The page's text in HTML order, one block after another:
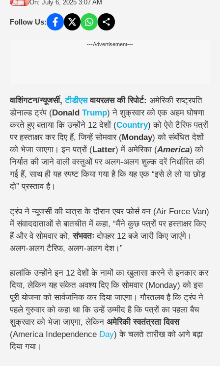
On: July 6, 2025 3:07 AM
Follow Us:
---Advertisement---
वाशिंगटन/न्यूजर्सी,टीडीएसवायरलस की रिपोर्ट: अमेरिकी राष्ट्रपति
डोनाल्ड ट्रंप (Donald Trump) ने शुक्रवार को एक अहम घोषणा
करते हुए बताया कि उन्होंने 12 देशों (Country) को ऐसे टैरिफ पत्रों
पर हस्ताक्षर कर दिए हैं, जिन्हें सोमवार (Monday) को संबंधित देशों
को भेजा जाएगा। इन पत्रों (Latter) में अमेरिका (America) को
निर्यात की जाने वाली वस्तुओं पर अलग-अलग शुल्क दरें निर्धारित की
गई हैं, साथ ही यह स्पष्ट किया गया है कि यह एक “इसे ले लो या छोड़
दो” प्रस्ताव है।
ट्रंप ने न्यूजर्सी की यात्रा के दौरान एयर फोर्स वन (Air Force Van)
में संवाददाताओं से बातचीत में कहा, “मैंने कुछ पत्रों पर हस्ताक्षर किए
हैं और वे सोमवार को,संभवतः दोपहर 12 बजे जारी किए जाएंगे।
अलग-अलग टैरिफ, अलग-अलग देश।”
हालांकि उन्होंने इन 12 देशों के नामों का खुलासा करने से इनकार कर
दिया, लेकिन यह संकेत अवश्य दिए कि सोमवार (Monday) को इस
पूरी योजना को सार्वजनिक कर दिया जाएगा। गौरतलब है कि ट्रंप ने
पहले गुरुवार को कहा था कि उन्हें उम्मीद है कि पत्रों का पहला बैच
शुक्रवार को भेजा जाएगा, लेकिन अमेरिकी स्वतंत्रता दिवस
(America Independence Day) के चलते तारीख को आगे बढ़ा
दिया गया।